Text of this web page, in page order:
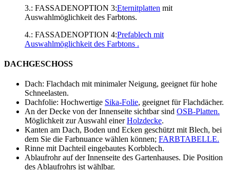
3.: FASSADENOPTION 3:Eternitplatten mit
Auswahlmöglichkeit des Farbtons.
4.: FASSADENOPTION 4:Prefablech mit
Auswahlmöglichkeit des Farbtons .
DACHGESCHOSS
Dach: Flachdach mit minimaler Neigung, geeignet für hohe
Schneelasten.
Dachfolie: Hochwertige Sika-Folie, geeignet für Flachdächer.
An der Decke von der Innenseite sichtbar sind OSB-Platten.
Möglichkeit zur Auswahl einerHolzdecke.
Kanten am Dach, Boden und Ecken geschützt mit Blech, bei
dem Sie die Farbnuance wählen können; FARBTABELLE.
Rinne mit Dachteil eingebautes Korbblech.
Ablaufrohr auf der Innenseite des Gartenhauses. Die Position
des Ablaufrohrs ist wählbar.